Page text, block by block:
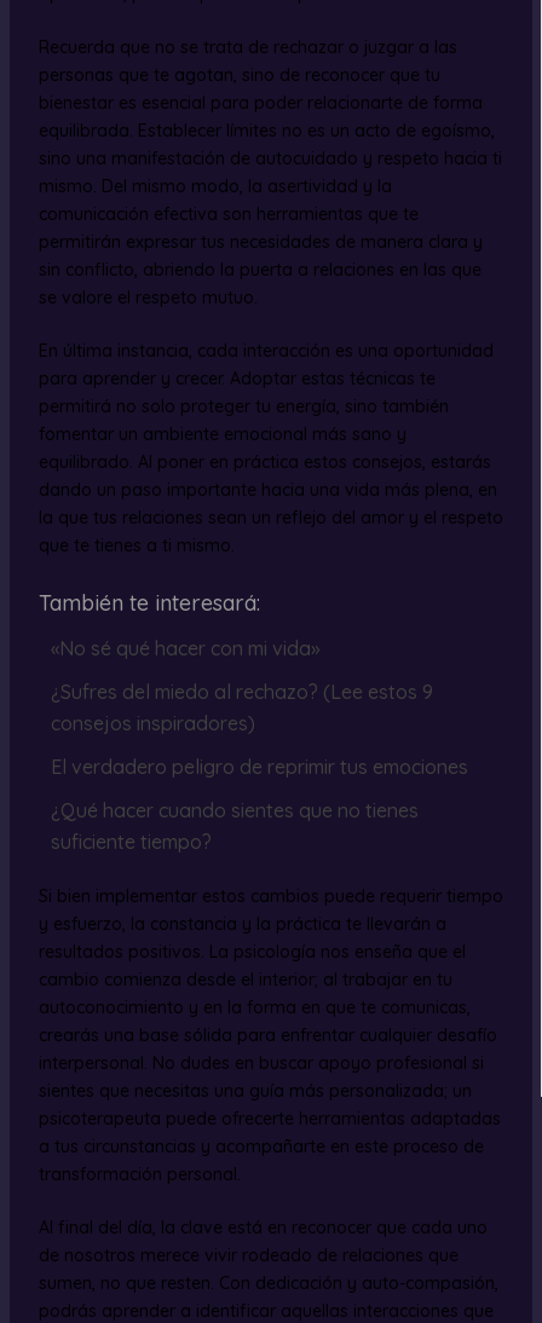
Recuerda que no se trata de rechazar o juzgar a las
personas que te agotan, sino de reconocer que tu
bienestar es esencial para poder relacionarte de forma
equilibrada. Establecer límites no es un acto de egoísmo,
sino una manifestación de autocuidado y respeto hacia ti
mismo. Del mismo modo, la asertividad y la
comunicación efectiva son herramientas que te
permitirán expresar tus necesidades de manera clara y
sin conflicto, abriendo la puerta a relaciones en las que
se valore el respeto mutuo.
En última instancia, cada interacción es una oportunidad
para aprender y crecer. Adoptar estas técnicas te
permitirá no solo proteger tu energía, sino también
fomentar un ambiente emocional más sano y
equilibrado. Al poner en práctica estos consejos, estarás
dando un paso importante hacia una vida más plena, en
la que tus relaciones sean un reflejo del amor y el respeto
que te tienes a ti mismo.
También te interesará:
«No sé qué hacer con mi vida»
¿Sufres del miedo al rechazo? (Lee estos 9
consejos inspiradores)
El verdadero peligro de reprimir tus emociones
¿Qué hacer cuando sientes que no tienes
suficiente tiempo?
Si bien implementar estos cambios puede requerir tiempo
y esfuerzo, la constancia y la práctica te llevarán a
resultados positivos. La psicología nos enseña que el
cambio comienza desde el interior; al trabajar en tu
autoconocimiento y en la forma en que te comunicas,
crearás una base sólida para enfrentar cualquier desafío
interpersonal. No dudes en buscar apoyo profesional si
sientes que necesitas una guía más personalizada; un
psicoterapeuta puede ofrecerte herramientas adaptadas
a tus circunstancias y acompañarte en este proceso de
transformación personal.
Al final del día, la clave está en reconocer que cada uno
de nosotros merece vivir rodeado de relaciones que
sumen, no que resten. Con dedicación y auto-compasión,
podrás aprender a identificar aquellas interacciones que